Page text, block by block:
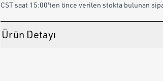
CST saat 15:00'ten önce verilen stokta bulunan
Ürün Detayı